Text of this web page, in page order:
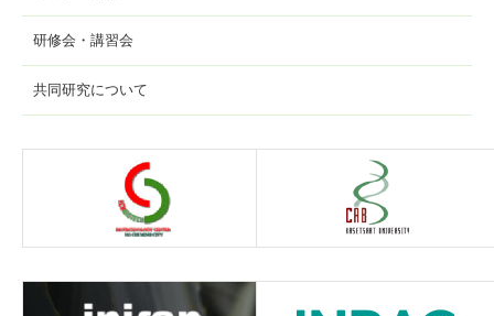
研修会・講習会
共同研究について